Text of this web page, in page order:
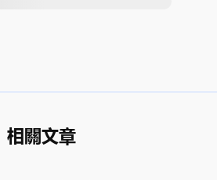
相關文章